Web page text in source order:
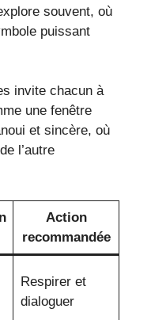
souvent, où
puissant
invite chacun à
une fenêtre
et sincère, où
l’autre
Action
recommandée
Respirer et
dialoguer